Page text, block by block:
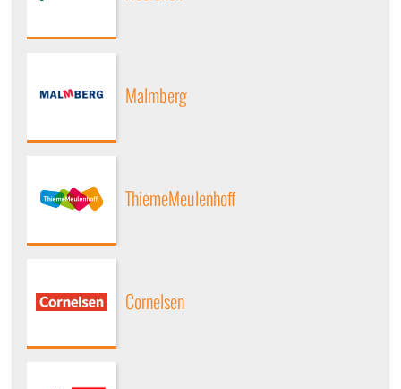
Malmberg
ThiemeMeulenhoff
Cornelsen